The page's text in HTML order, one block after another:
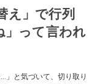
え」で行列
」って言われ
」と気づいて、切り取り